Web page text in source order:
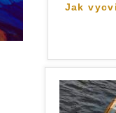
Jak